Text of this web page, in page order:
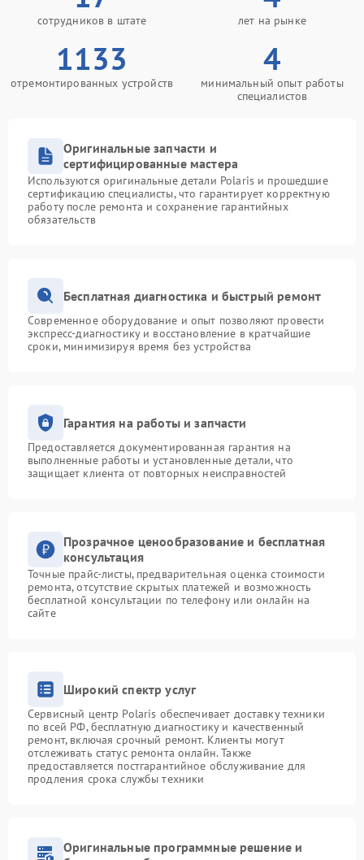
сотрудников в штате лет на рынке
1133
отремонтированных устройств
4
минимальный опыт работы
специалистов
Оригинальные запчасти и
сертифицированные мастера
Используются оригинальные детали Polaris и прошедшие
сертификацию специалисты, что гарантирует корректную
работу после ремонта и сохранение гарантийных
обязательств
Бесплатная диагностика и быстрый ремонт
Современное оборудование и опыт позволяют провести
экспресс-диагностику и восстановление в кратчайшие
сроки, минимизируя время без устройства
Гарантия на работы и запчасти
Предоставляется документированная гарантия на
выполненные работы и установленные детали, что
защищает клиента от повторных неисправностей
Прозрачное ценообразование и бесплатная
консультация
Точные прайс-листы, предварительная оценка стоимости
ремонта, отсутствие скрытых платежей и возможность
бесплатной консультации по телефону или онлайн на
сайте
Широкий спектр услуг
Сервисный центр Polaris обеспечивает доставку техники
по всей РФ, бесплатную диагностику и качественный
ремонт, включая срочный ремонт. Клиенты могут
отслеживать статус ремонта онлайн. Также
предоставляется постгарантийное обслуживание для
продления срока службы техники
Оригинальные программные решение и